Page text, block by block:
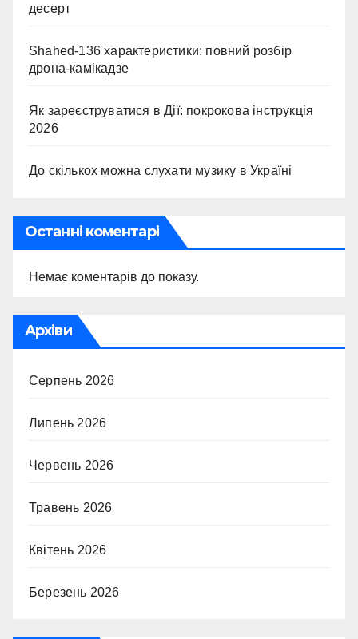
десерт
Shahed-136 характеристики: повний розбір
дрона-камікадзе
Як зареєструватися в Дії: покрокова інструкція
2026
До скількох можна слухати музику в Україні
Останні коментарі
Немає коментарів до показу.
Архіви
Серпень 2026
Липень 2026
Червень 2026
Травень 2026
Квітень 2026
Березень 2026